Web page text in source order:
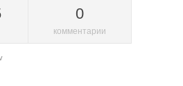
0
комментарии